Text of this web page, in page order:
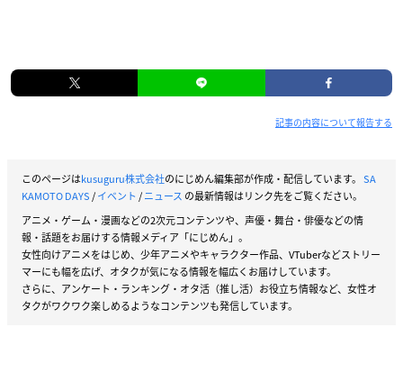
記事の内容について報告する
このページはkusuguru株式会社のにじめん編集部が作成・配信しています。 SA
KAMOTO DAYS/イベント /ニュース の最新情報はリンク先をご覧ください。
アニメ・ゲーム・漫画などの2次元コンテンツや、声優・舞台・俳優などの情
報・話題をお届けする情報メディア「にじめん」。
女性向けアニメをはじめ、少年アニメやキャラクター作品、VTuberなどストリー
マーにも幅を広げ、オタクが気になる情報を幅広くお届けしています。
さらに、アンケート・ランキング・オタ活（推し活）お役立ち情報など、女性オ
タクがワクワク楽しめるようなコンテンツも発信しています。